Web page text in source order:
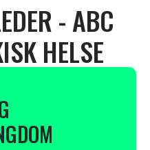
- ABC
HELSE